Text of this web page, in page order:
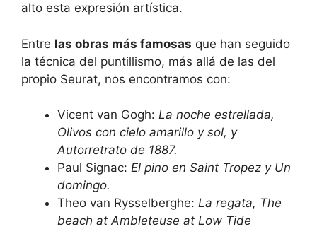
alto esta expresión artística.
Entre las obras más famosas que han seguido
la técnica del puntillismo, más allá de las del
propio Seurat, nos encontramos con:
Vicent van Gogh: La noche estrellada,
Olivos con cielo amarillo y sol, y
Autorretrato de 1887.
Paul Signac: El pino en Saint Tropez y Un
domingo.
Theo van Rysselberghe: La regata, The
beach at Ambleteuse at Low Tide